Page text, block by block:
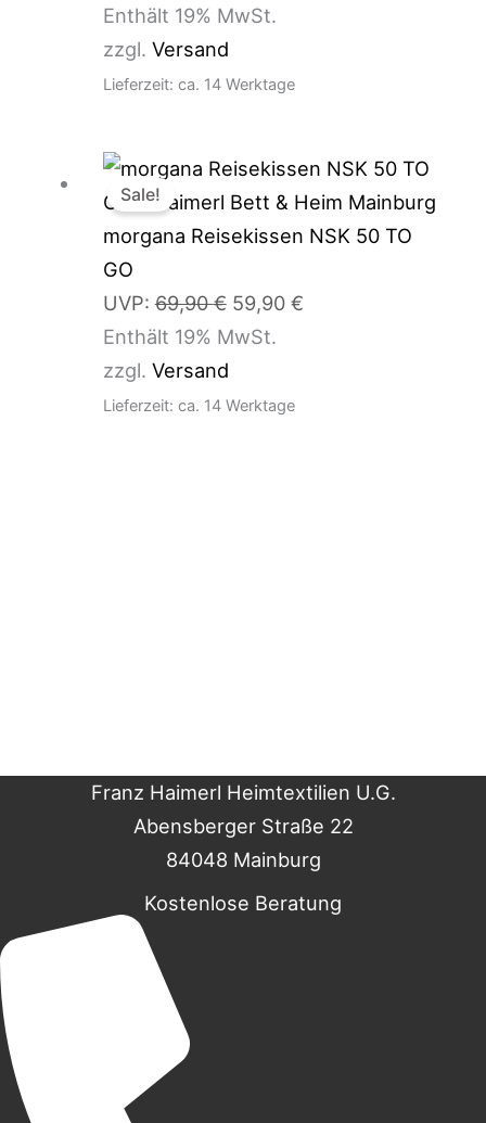
Enthält 19% MwSt.
zzgl. Versand
Lieferzeit: ca. 14 Werktage
Sale!
morgana Reisekissen NSK 50 TO
GO
UVP: 69,90€
Ursprünglicher
Preis
war:
59,90 €
Aktueller
Preis
ist:
Enthält 19% MwSt.
zzgl. Versand
Lieferzeit: ca. 14 Werktage
Franz Haimerl Heimtextilien U.G.
Abensberger Straße 22
84048 Mainburg
Kostenlose Beratung